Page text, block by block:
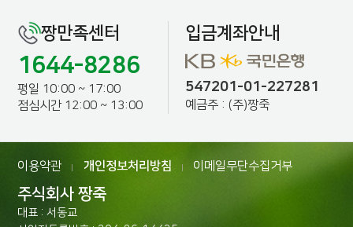
짱만족센터
1644-8286
평일 10:00 ~ 17:00
점심시간 12:00 ~ 13:00
입금계좌안내
547201-01-227281
예금주 : (주)짱죽
이용약관 개인정보처리방침 이메일무단수집거부
주식회사 짱죽
대표 : 서동교